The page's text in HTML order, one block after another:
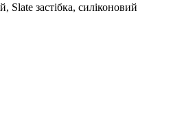
застібка, силіконовий